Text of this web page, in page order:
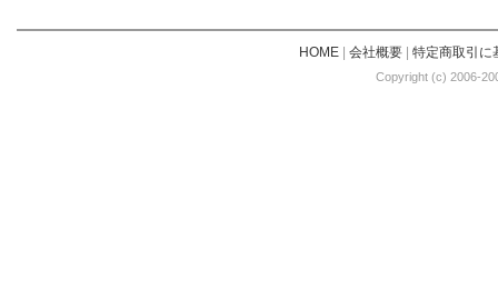
HOME| 会社概要| 特定商取引に
Copyright (c) 2006-